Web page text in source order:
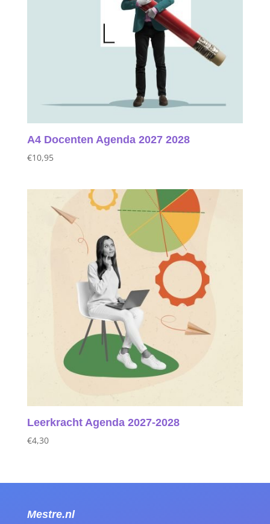
A4 Docenten Agenda 2027 2028
€10,95
Leerkracht Agenda 2027‑2028
€4,30
Mestre.nl